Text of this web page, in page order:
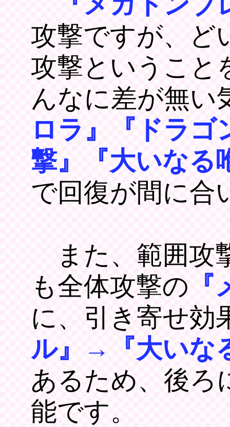
攻撃ですが、ど
攻撃ということ
んなに差が無い
ロラ』『ドラゴ
撃』『大いなる
で回復が間に合
また、範囲攻
も全体攻撃の
に、引き寄せ効
ル』→『大いな
あるため、後ろ
能です。